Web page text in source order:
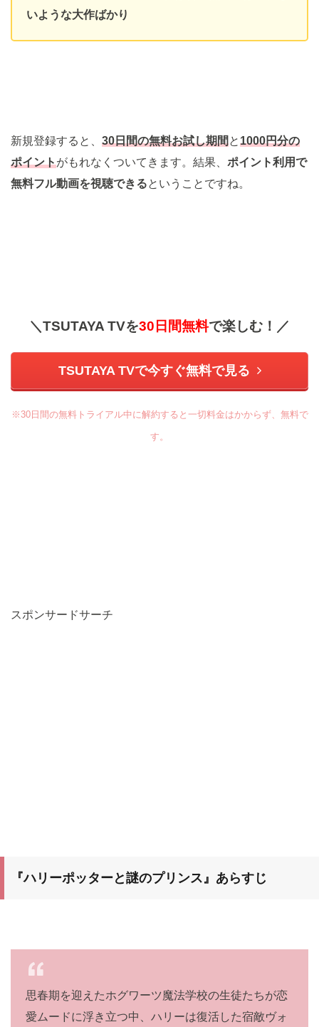
いような大作ばかり
新規登録すると、 30日間の無料お試し期間と1000円分の
ポイントがもれなくついてきます。結果、 ポイント利用で
無料フル動画を視聴できるということですね。
＼TSUTAYA TVを30日間無料で楽しむ！／
TSUTAYA TVで今すぐ無料で見る
※30日間の無料トライアル中に解約すると一切料金はかからず、無料で
す。
スポンサードサーチ
『ハリーポッターと謎のプリンス』あらすじ
思春期を迎えたホグワーツ魔法学校の生徒たちが恋
愛ムードに浮き立つ中、ハリーは復活した宿敵ヴォ